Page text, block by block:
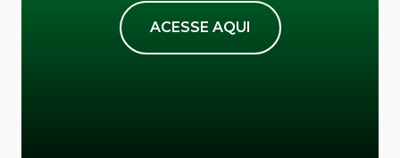
ACESSE AQUI